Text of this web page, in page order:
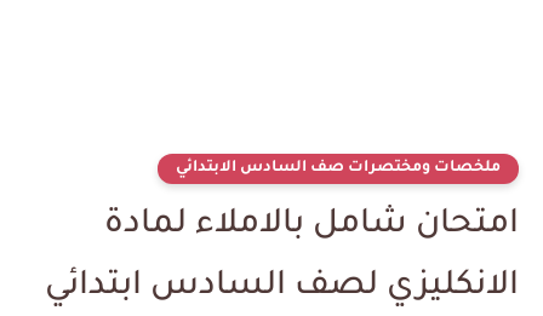
ملخصات ومختصرات صف السادس الابتدائي
امتحان شامل بالاملاء لمادة
الانكليزي لصف السادس ابتدائي